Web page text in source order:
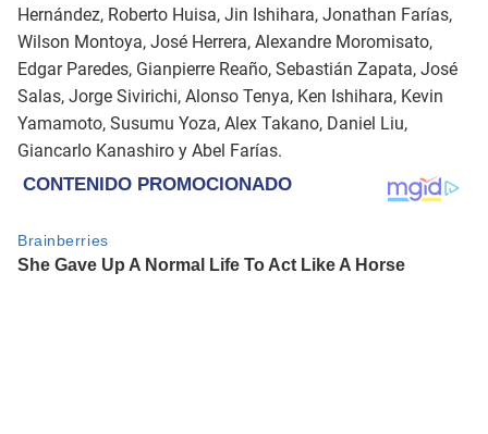
Hernández, Roberto Huisa, Jin Ishihara, Jonathan Farías,
Wilson Montoya, José Herrera, Alexandre Moromisato,
Edgar Paredes, Gianpierre Reaño, Sebastián Zapata, José
Salas, Jorge Sivirichi, Alonso Tenya, Ken Ishihara, Kevin
Yamamoto, Susumu Yoza, Alex Takano, Daniel Liu,
Giancarlo Kanashiro y Abel Farías.